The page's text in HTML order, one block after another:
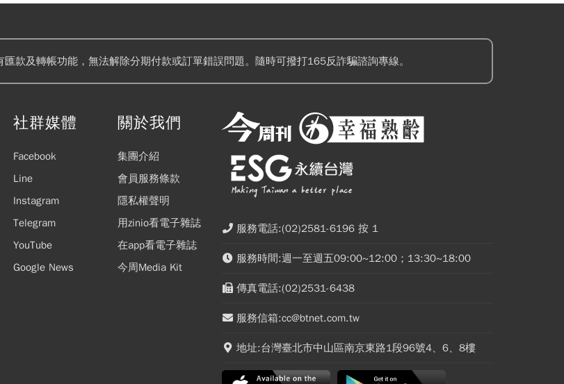
匯款及轉帳功能，無法解除分期付款或訂單錯誤問題。隨時可撥打165反詐騙諮詢專線。
社群媒體
Facebook
Line
Instagram
Telegram
YouTube
Google News
關於我們
集團介紹
會員服務條款
隱私權聲明
用zinio看電子雜誌
在app看電子雜誌
今周Media Kit
服務電話:(02)2581-6196 按 1
服務時間:週一至週五09:00~12:00；13:30~18:00
傳真電話:(02)2531-6438
服務信箱:cc@btnet.com.tw
地址:台灣臺北市中山區南京東路1段96號4、6、8樓